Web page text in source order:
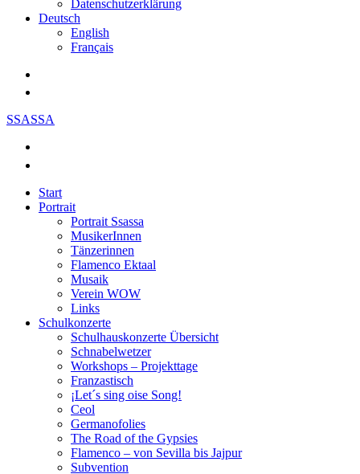
Datenschutzerklärung
Deutsch
English
Français
SSASSA
Start
Portrait
Portrait Ssassa
MusikerInnen
Tänzerinnen
Flamenco Ektaal
Musaik
Verein WOW
Links
Schulkonzerte
Schulhauskonzerte Übersicht
Schnabelwetzer
Workshops – Projekttage
Franzastisch
¡Let´s sing oise Song!
Ceol
Germanofolies
The Road of the Gypsies
Flamenco – von Sevilla bis Jajpur
Subvention